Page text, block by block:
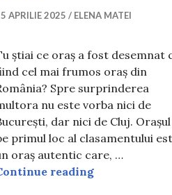
Europa. Tu le știai?
APRILIE 2025 ELENA MATEI
știai ce oraș a fost desemnat
cel mai frumos oraș din
Spre surprinderea
nu este vorba nici de
dar nici de Cluj.
primul loc al clasamentului
oraș autentic care, …
readingCel mai